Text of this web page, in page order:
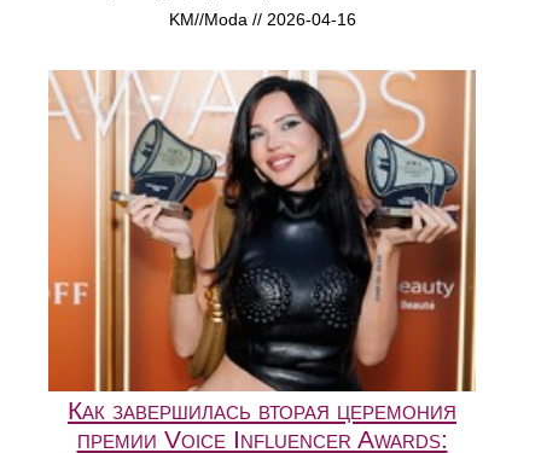
KM//Moda // 2026-04-16
Как завершилась вторая церемония
премии Voice Influencer Awards: